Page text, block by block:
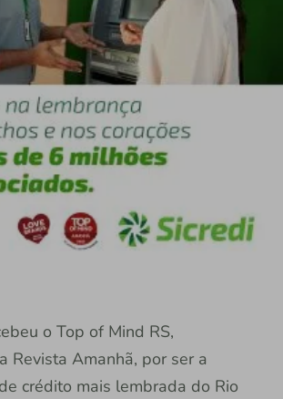
o Top of Mind RS,
Revista Amanhã, por ser a
crédito mais lembrada do Rio